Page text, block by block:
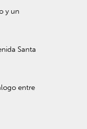
y un
Santa
entre